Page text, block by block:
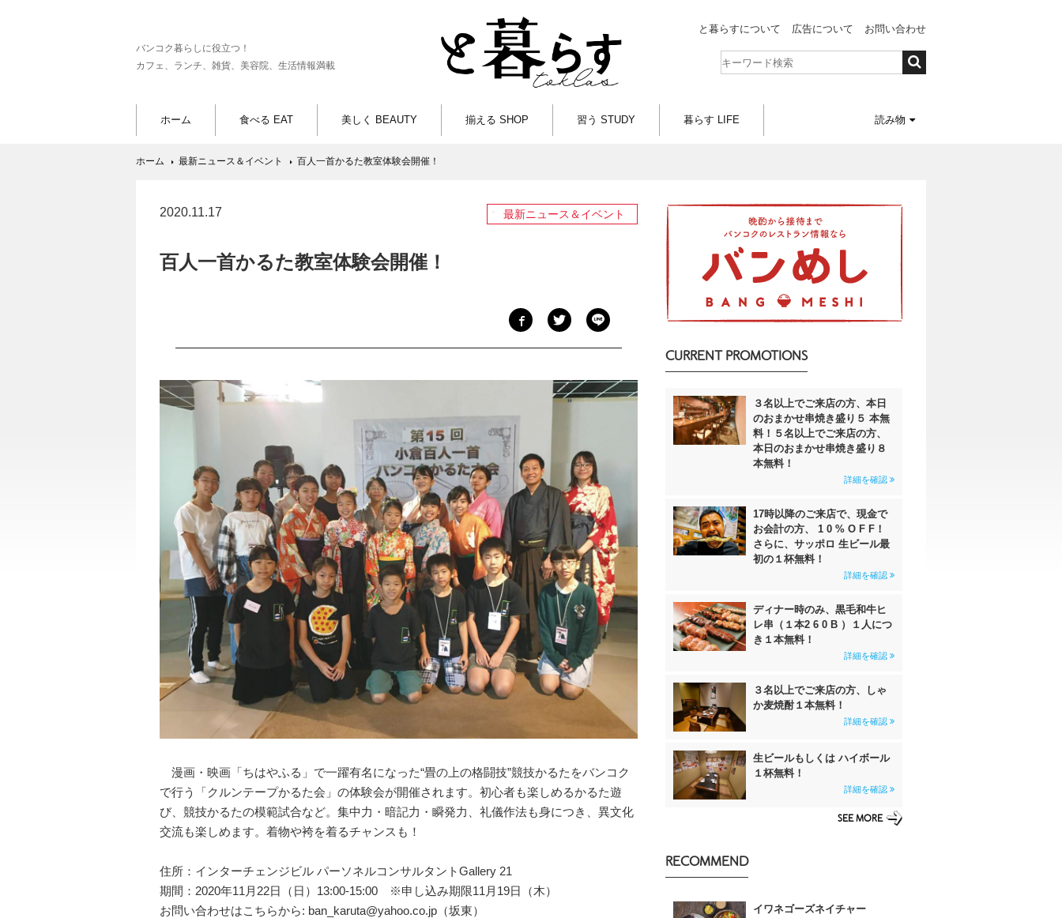
バンコク暮らしに役立つ！
カフェ、ランチ、雑貨、美容院、生活情報満載
と暮らすについて 広告について お問い合わせ
ホーム 食べる EAT 美しく BEAUTY 揃える SHOP 習う STUDY 暮らす LIFE 読み物
ホーム 最新ニュース＆イベント 百人一首かるた教室体験会開催！
2020.11.17 最新ニュース＆イベント
百人一首かるた教室体験会開催！
漫画・映画「ちはやふる」で一躍有名になった“畳の上の格闘技”競技かるたをバンコク
で行う「クルンテープかるた会」の体験会が開催されます。初心者も楽しめるかるた遊
び、競技かるたの模範試合など。集中力・暗記力・瞬発力、礼儀作法も身につき、異文化
交流も楽しめます。着物や袴を着るチャンスも！
住所：インターチェンジビル パーソネルコンサルタントGallery 21
期間：2020年11月22日（日）13:00-15:00 ※申し込み期限11月19日（木）
お問い合わせはこちらから: ban_karuta@yahoo.co.jp（坂東）
CURRENT PROMOTIONS
３名以上でご来店の方、本日
のおまかせ串焼き盛り５ 本無
料！５名以上でご来店の方、
本日のおまかせ串焼き盛り８
本無料！
詳細を確認
17時以降のご来店で、現金で
お会計の方、 1 0 % O F F！
さらに、サッポロ 生ビール最
初の１杯無料！
詳細を確認
ディナー時のみ、黒毛和牛ヒ
レ串（１本2 6 0 B ）１人につ
き１本無料！
詳細を確認
３名以上でご来店の方、しゃ
か麦焼酎１本無料！
詳細を確認
生ビールもしくは ハイボール
１杯無料！
詳細を確認
SEE MORE
RECOMMEND
イワネゴーズネイチャー